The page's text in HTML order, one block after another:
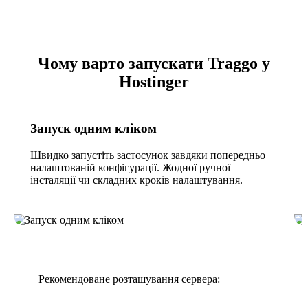
Чому варто запускати Traggo у
Hostinger
Запуск одним кліком
Швидко запустіть застосунок завдяки попередньо
налаштованій конфігурації. Жодної ручної
інсталяції чи складних кроків налаштування.
Рекомендоване розташування сервера: